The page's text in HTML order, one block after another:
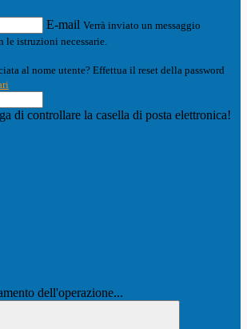
E-mail Verrà inviato un messaggio
istruzioni necessarie.
al nome utente? Effettua il reset della password
di controllare la casella di posta elettronica!
dell'operazione...